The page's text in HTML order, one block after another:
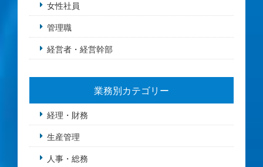
女性社員
管理職
経営者・経営幹部
業務別カテゴリー
経理・財務
生産管理
人事・総務